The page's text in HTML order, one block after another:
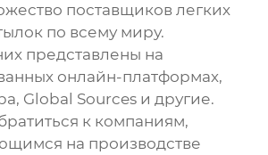
поставщиков легких
по всему миру.
представлены на
онлайн-платформах,
Global Sources и другие.
к компаниям,
на производстве